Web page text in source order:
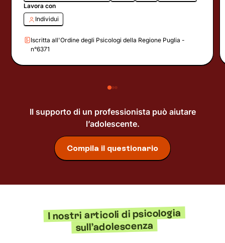
Lavora con
Individui
Iscritta all'Ordine degli Psicologi della Regione Puglia -
n°6371
Il supporto di un professionista può aiutare
l’adolescente.
Compila il questionario
I nostri articoli di psicologia
sull’adolescenza